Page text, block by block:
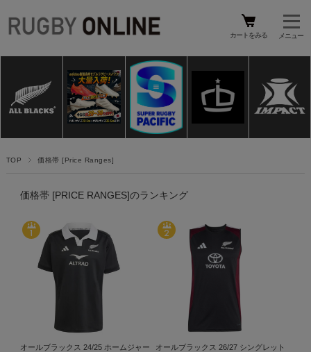
カートをみる
TOP 価格帯 [Price Ranges]
価格帯 [PRICE RANGES]のランキング
オールブラックス 24/25 ホームジャー
オールブラックス 26/27 シングレット